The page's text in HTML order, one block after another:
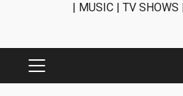
| MUSIC | TV SHOWS
PRIMARY